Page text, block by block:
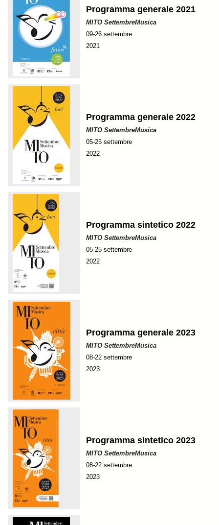
Programma generale 2021
MITO SettembreMusica
09-26 settembre
2021
Programma generale 2022
MITO SettembreMusica
05-25 settembre
2022
Programma sintetico 2022
MITO SettembreMusica
05-25 settembre
2022
Programma generale 2023
MITO SettembreMusica
08-22 settembre
2023
Programma sintetico 2023
MITO SettembreMusica
08-22 settembre
2023